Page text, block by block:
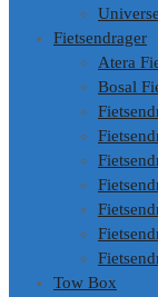
Fietsendrager
Atera
Bosal
Tow Box